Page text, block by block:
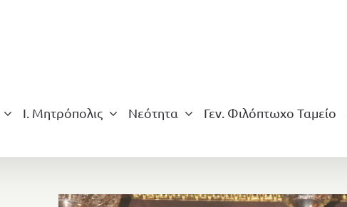
Ι. Μητρόπολις Νεότητα Γεν. Φιλόπτωχο Ταμείο